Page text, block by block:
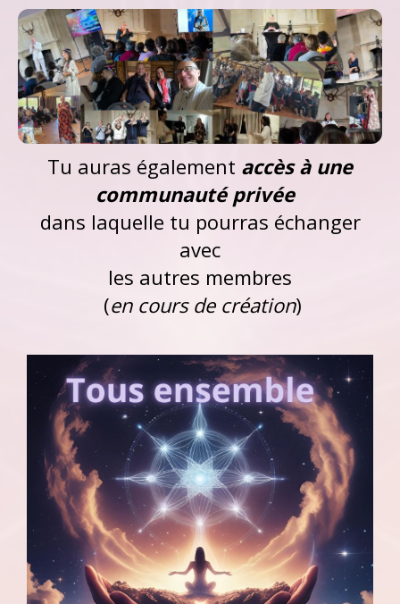
Tu auras également accès à une
communauté privée
dans laquelle tu pourras échanger
avec
les autres membres
(en cours de création)